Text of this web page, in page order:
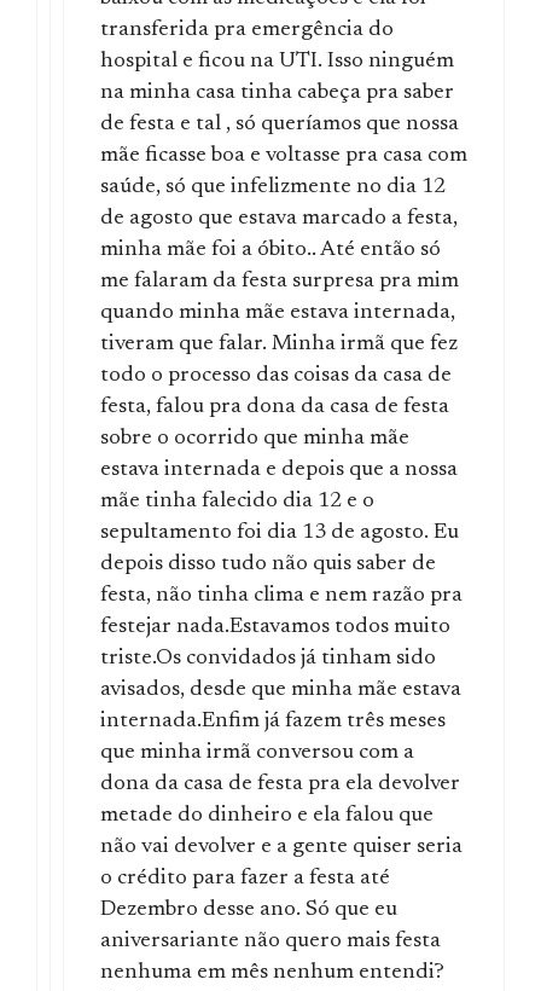
transferida pra emergência do
hospital e ficou na UTI. Isso ninguém
na minha casa tinha cabeça pra saber
de festa e tal , só queríamos que nossa
mãe ficasse boa e voltasse pra casa com
saúde, só que infelizmente no dia 12
de agosto que estava marcado a festa,
minha mãe foi a óbito.. Até então só
me falaram da festa surpresa pra mim
quando minha mãe estava internada,
tiveram que falar. Minha irmã que fez
todo o processo das coisas da casa de
festa, falou pra dona da casa de festa
sobre o ocorrido que minha mãe
estava internada e depois que a nossa
mãe tinha falecido dia 12 e o
sepultamento foi dia 13 de agosto. Eu
depois disso tudo não quis saber de
festa, não tinha clima e nem razão pra
festejar nada.Estavamos todos muito
triste.Os convidados já tinham sido
avisados, desde que minha mãe estava
internada.Enfim já fazem três meses
que minha irmã conversou com a
dona da casa de festa pra ela devolver
metade do dinheiro e ela falou que
não vai devolver e a gente quiser seria
o crédito para fazer a festa até
Dezembro desse ano. Só que eu
aniversariante não quero mais festa
nenhuma em mês nenhum entendi?